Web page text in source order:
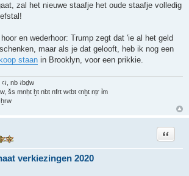
zal het nieuwe staafje het oude staafje volledig
en wederhoor: Trump zegt dat 'ie al het geld
maar als je dat gelooft, heb ik nog een
staan in Brooklyn, voor een prikkie.
nb ꜣbḏw
šs mnḥt ḫt nbt nfrt wꜥbt ꜥnḫt nṯr ỉm
ḫrw
verkiezingen 2020
Citeer